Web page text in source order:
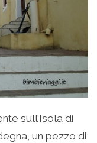
sull’Isola di
un pezzo di